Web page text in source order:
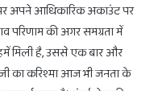
अपने आधिकारिक अकाउंट पर
की अगर समग्रता में
मिली है, उससे एक बार और
जी का करिश्मा आज भी जनता के